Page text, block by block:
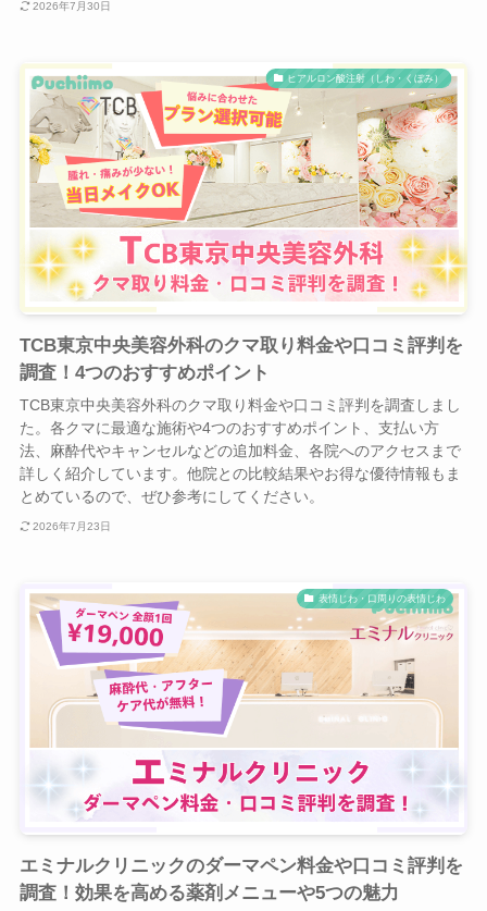
2026年7月30日
ヒアルロン酸注射（しわ・くぼみ）
TCB東京中央美容外科のクマ取り料金や口コミ評判を
調査！4つのおすすめポイント
TCB東京中央美容外科のクマ取り料金や口コミ評判を調査しまし
た。各クマに最適な施術や4つのおすすめポイント、支払い方
法、麻酔代やキャンセルなどの追加料金、各院へのアクセスまで
詳しく紹介しています。他院との比較結果やお得な優待情報もま
とめているので、ぜひ参考にしてください。
2026年7月23日
表情じわ・口周りの表情じわ
エミナルクリニックのダーマペン料金や口コミ評判を
調査！効果を高める薬剤メニューや5つの魅力